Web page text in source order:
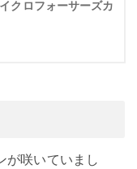
クロフォーサーズカ
が咲いていまし